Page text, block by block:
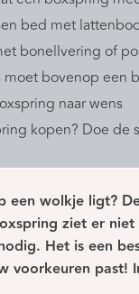
bed met
bonellvering of
moet bovenop een
naar wens
kopen? Doe de
een wolkje ligt?
ziet er
Het is een
voorkeuren past!